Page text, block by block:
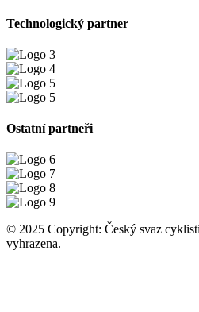
Technologický partner
Ostatní partneři
© 2025 Copyright: Český svaz
vyhrazena.